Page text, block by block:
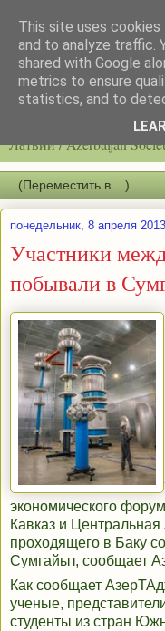
Latvijas azerbaidžāņu
Латвии / Azerbaijan
понедельник, 8 апреля 2013
Участники
побывали в
экономического
Кавказ и Центральная
проходящего в Баку
Сумгайыт, сообщает
Как сообщает
ученые,
студенты из стран
This site uses
and to analyze traffic.
shared with Google
metrics to ensure
statistics, and to